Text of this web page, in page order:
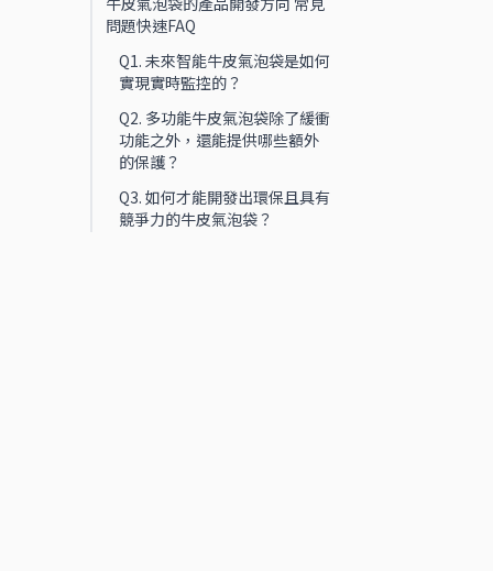
問題快速FAQ
Q1. 未來智能牛皮氣泡袋是如何
實現實時監控的？
Q2. 多功能牛皮氣泡袋除了緩衝
功能之外，還能提供哪些額外
的保護？
Q3. 如何才能開發出環保且具有
競爭力的牛皮氣泡袋？